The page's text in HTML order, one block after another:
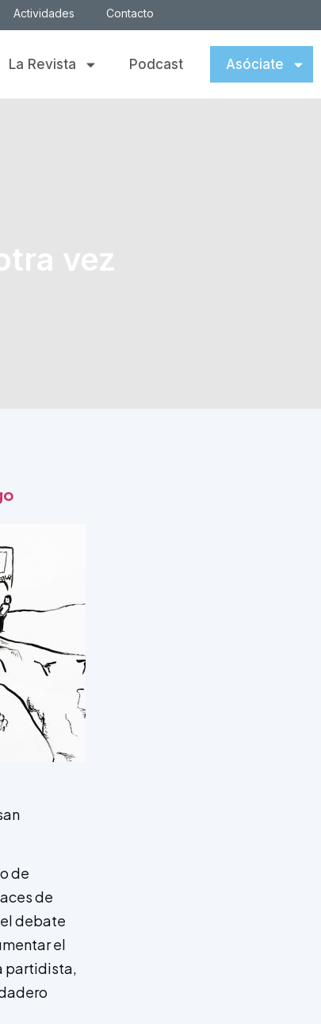
Actividades Contacto
La Revista Podcast Asóciate
vez
de
de
debate
el
partidista,